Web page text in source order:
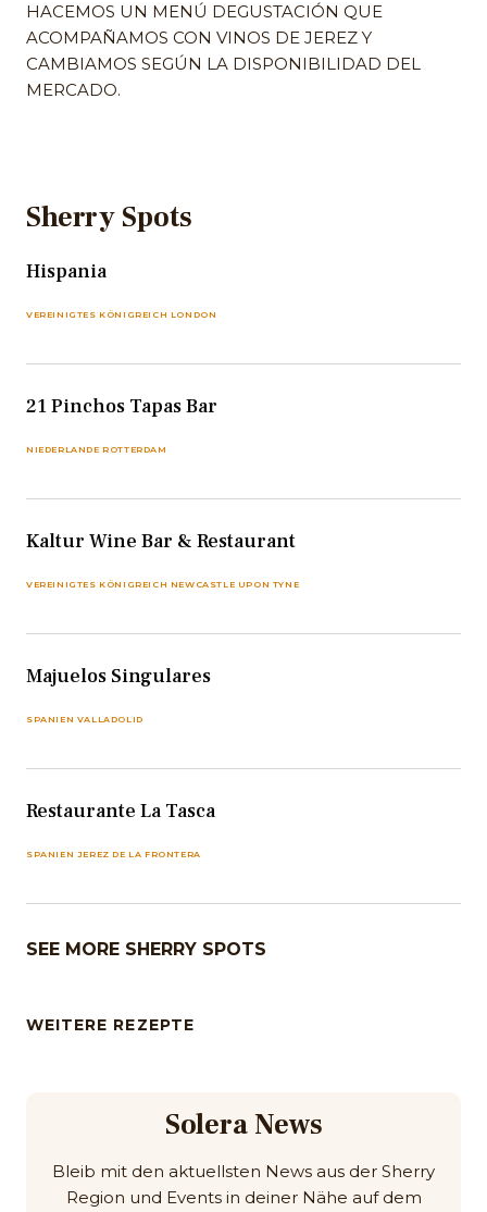
HACEMOS UN MENÚ DEGUSTACIÓN QUE
ACOMPAÑAMOS CON VINOS DE JEREZ Y
CAMBIAMOS SEGÚN LA DISPONIBILIDAD DEL
MERCADO.
Sherry Spots
Hispania
VEREINIGTES KÖNIGREICH LONDON
21 Pinchos Tapas Bar
NIEDERLANDE ROTTERDAM
Kaltur Wine Bar & Restaurant
VEREINIGTES KÖNIGREICH NEWCASTLE UPON TYNE
Majuelos Singulares
SPANIEN VALLADOLID
Restaurante La Tasca
SPANIEN JEREZ DE LA FRONTERA
SEE MORE SHERRY SPOTS
WEITERE REZEPTE
Solera News
Bleib mit den aktuellsten News aus der Sherry
Region und Events in deiner Nähe auf dem